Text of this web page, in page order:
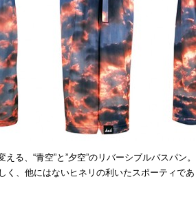
る、“青空”と”夕空”のリバーシブルバスパン。
く、他にはないヒネリの利いたスポーティで